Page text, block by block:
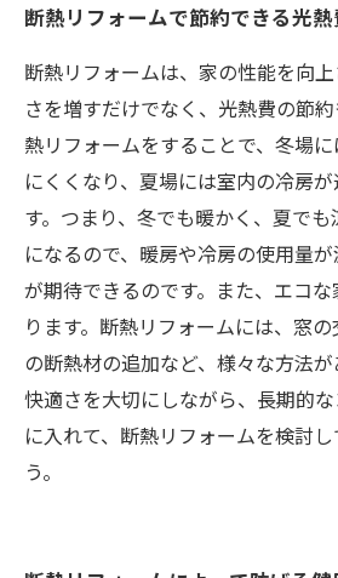
断熱リフォームで節約できる光熱
断熱リフォームは、家の性能を向
さを増すだけでなく、光熱費の節
熱リフォームをすることで、冬場
にくくなり、夏場には室内の冷房
す。つまり、冬でも暖かく、夏で
になるので、暖房や冷房の使用量
が期待できるのです。また、エコ
ります。断熱リフォームには、窓
の断熱材の追加など、様々な方法
快適さを大切にしながら、長期的
に入れて、断熱リフォームを検討
う。